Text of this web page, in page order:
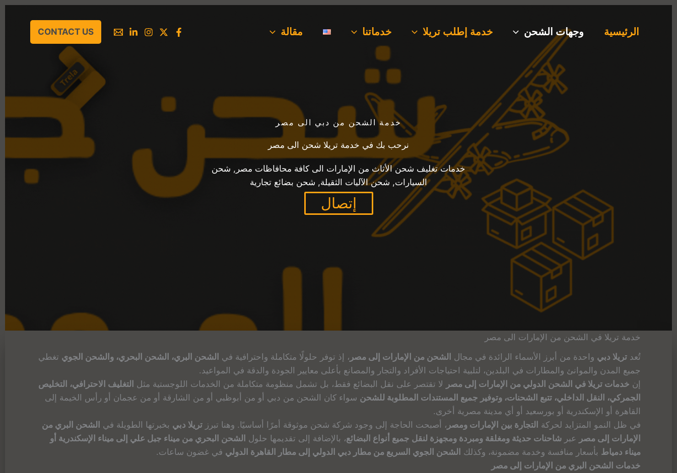
تخطي
الرئيسية وجهات الشحن خدمة إطلب تريلا خدماتنا مقالة CONTACT US
خدمة الشحن من دبي الى مصر
نرحب بك في خدمة تريلا شحن الى مصر
خدمات تغليف شحن الأثاث من الإمارات الى كافة محافاظات مصر, شحن
السيارات, شحن الآليات الثقيلة, شحن بضائع تجارية
إتصال
خدمة تريلا في الشحن من الإمارات الى مصر
تُعد تريلا دبي واحدة من أبرز الأسماء الرائدة في مجال الشحن من الإمارات إلى مصر ، إذ توفر حلولًا متكاملة واحترافية في الشحن البري، الشحن البحري، والشحن الجوي تغطي
جميع المدن والموانئ والمطارات في البلدين، لتلبية احتياجات الأفراد والتجار والمصانع بأعلى معايير الجودة والدقة في المواعيد.
إن خدمات تريلا في الشحن الدولي من الإمارات إلى مصر لا تقتصر على نقل البضائع فقط، بل تشمل منظومة متكاملة من الخدمات اللوجستية مثل التغليف الاحترافي، التخليص
الجمركي، النقل الداخلي، تتبع الشحنات، وتوفير جميع المستندات المطلوبة للشحن سواء كان الشحن من دبي أو من أبوظبي أو من الشارقة أو من عجمان أو رأس الخيمة إلى
القاهرة أو الإسكندرية أو بورسعيد أو أي مدينة مصرية أخرى.
في ظل النمو المتزايد لحركة التجارة بين الإمارات ومصر ، أصبحت الحاجة إلى وجود شركة شحن موثوقة أمرًا أساسيًا. وهنا تبرز تريلا دبي بخبرتها الطويلة في الشحن البري من
الإمارات إلى مصر عبر شاحنات حديثة ومغلقة ومبردة ومجهزة لنقل جميع أنواع البضائع، بالإضافة إلى تقديمها حلول الشحن البحري من ميناء جبل علي إلى ميناء الإسكندرية أو
ميناء دمياط بأسعار منافسة وخدمة مضمونة، وكذلك الشحن الجوي السريع من مطار دبي الدولي إلى مطار القاهرة الدولي في غضون ساعات.
خدمات الشحن البري من الإمارات إلى مصر